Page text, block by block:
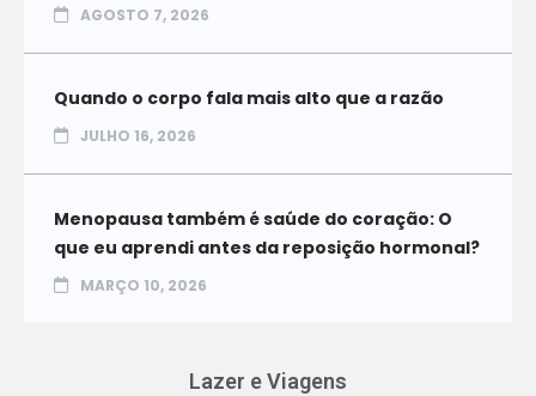
AGOSTO 7, 2026
Quando o corpo fala mais alto que a razão
JULHO 16, 2026
Menopausa também é saúde do coração: O
que eu aprendi antes da reposição hormonal?
MARÇO 10, 2026
Lazer e Viagens